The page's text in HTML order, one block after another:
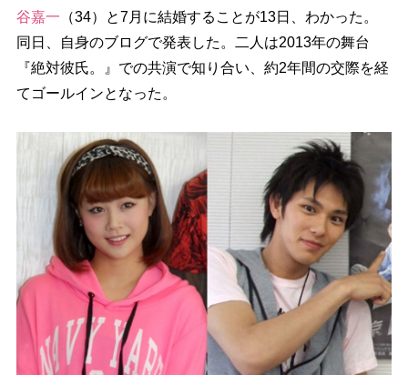
谷嘉一 （34）と7月に結婚することが13日、わかった。
同日、自身のブログで発表した。二人は2013年の舞台
『絶対彼氏。』での共演で知り合い、約2年間の交際を経
てゴールインとなった。